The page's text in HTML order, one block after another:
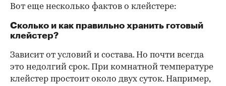
Вот еще несколько фактов о клейстере:
Сколько и как правильно хранить готовый
клейстер?
Зависит от условий и состава. Но почти всегда
это недолгий срок. При комнатной температуре
клейстер простоит около двух суток. Например,